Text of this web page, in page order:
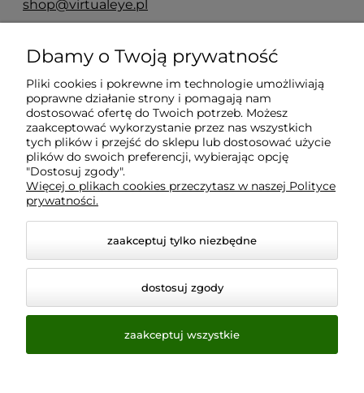
shop@virtualeye.pl
Moje konto
Płatności i dostawa
Informacje
O nas
Dbamy o Twoją prywatność
Pliki cookies i pokrewne im technologie umożliwiają
poprawne działanie strony i pomagają nam
dostosować ofertę do Twoich potrzeb. Możesz
zaakceptować wykorzystanie przez nas wszystkich
tych plików i przejść do sklepu lub dostosować użycie
plików do swoich preferencji, wybierając opcję
"Dostosuj zgody".
Więcej o plikach cookies przeczytasz w naszej Polityce
prywatności.
zaakceptuj tylko niezbędne
dostosuj zgody
zaakceptuj wszystkie